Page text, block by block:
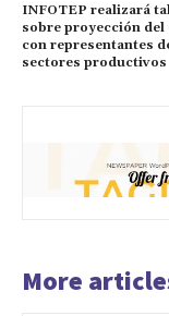
INFOTEP realizará
sobre proyección del
con representantes
sectores productivos
More